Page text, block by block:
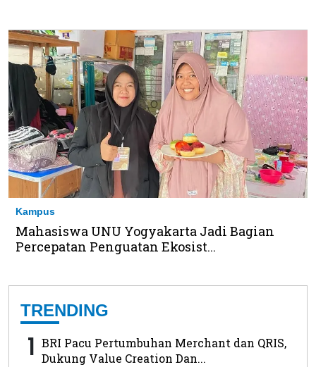
Kampus
Mahasiswa UNU Yogyakarta Jadi Bagian
Percepatan Penguatan Ekosist...
TRENDING
1 BRI Pacu Pertumbuhan Merchant dan QRIS,
Dukung Value Creation Dan...